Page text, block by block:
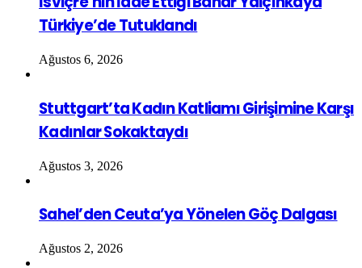
Türkiye’de Tutuklandı
Ağustos 6, 2026
Stuttgart’ta Kadın Katliamı Girişimine Karşı
Kadınlar Sokaktaydı
Ağustos 3, 2026
Sahel’den Ceuta’ya Yönelen Göç Dalgası
Ağustos 2, 2026